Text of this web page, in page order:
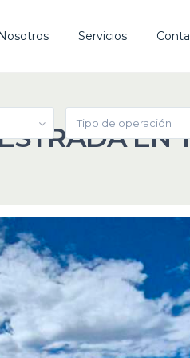
Nosotros Servicios
Tipo de operación
EN